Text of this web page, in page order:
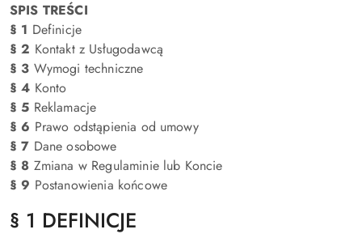
SPIS TREŚCI
§ 1 Definicje
§ 2 Kontakt z Usługodawcą
§ 3 Wymogi techniczne
§ 4 Konto
§ 5 Reklamacje
§ 6 Prawo odstąpienia od umowy
§ 7 Dane osobowe
§ 8 Zmiana w Regulaminie lub Koncie
§ 9 Postanowienia końcowe
§ 1 DEFINICJE